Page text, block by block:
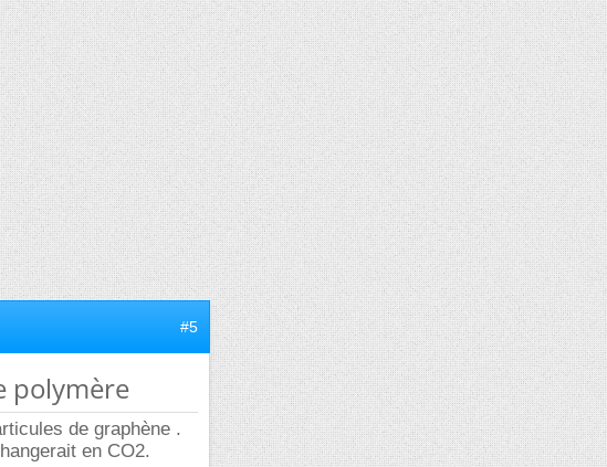
#5
polymère
de graphène .
en CO2.